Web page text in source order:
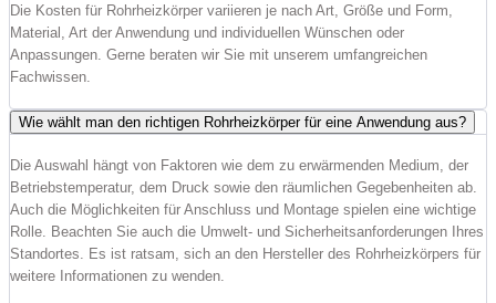
Die Kosten für Rohrheizkörper variieren je nach Art, Größe und Form,
Material, Art der Anwendung und individuellen Wünschen oder
Anpassungen. Gerne beraten wir Sie mit unserem umfangreichen
Fachwissen.
Wie wählt man den richtigen Rohrheizkörper für eine Anwendung aus?
Die Auswahl hängt von Faktoren wie dem zu erwärmenden Medium, der
Betriebstemperatur, dem Druck sowie den räumlichen Gegebenheiten ab.
Auch die Möglichkeiten für Anschluss und Montage spielen eine wichtige
Rolle. Beachten Sie auch die Umwelt- und Sicherheitsanforderungen Ihres
Standortes. Es ist ratsam, sich an den Hersteller des Rohrheizkörpers für
weitere Informationen zu wenden.